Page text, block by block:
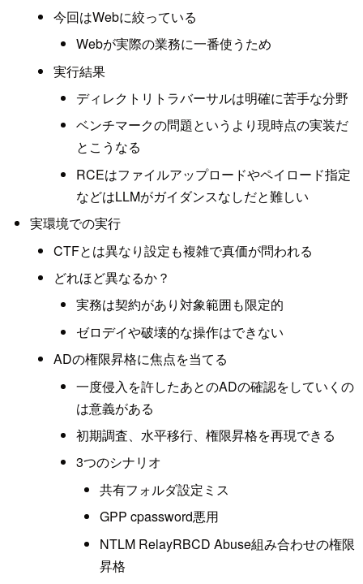
今回はWebに絞っている
Webが実際の業務に一番使うため
実行結果
ディレクトリトラバーサルは明確に苦手な分野
ベンチマークの問題というより現時点の実装だ
とこうなる
RCEはファイルアップロードやペイロード指定
などはLLMがガイダンスなしだと難しい
実環境での実行
CTFとは異なり設定も複雑で真価が問われる
どれほど異なるか？
実務は契約があり対象範囲も限定的
ゼロデイや破壊的な操作はできない
ADの権限昇格に焦点を当てる
一度侵入を許したあとのADの確認をしていくの
は意義がある
初期調査、水平移行、権限昇格を再現できる
3つのシナリオ
共有フォルダ設定ミス
GPP cpassword悪用
NTLM RelayRBCD Abuse組み合わせの権限
昇格